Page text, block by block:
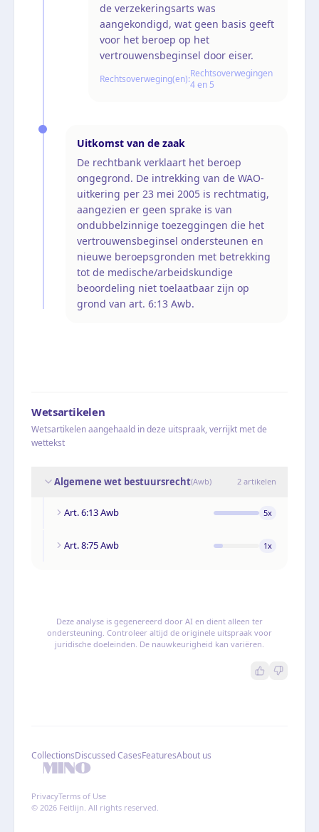
de verzekeringsarts was
aangekondigd, wat geen basis geeft
voor het beroep op het
vertrouwensbeginsel door eiser.
Rechtsoverweging(en):Rechtsoverwegingen
4 en 5
Uitkomst van de zaak
De rechtbank verklaart het beroep
ongegrond. De intrekking van de WAO-
uitkering per 23 mei 2005 is rechtmatig,
aangezien er geen sprake is van
ondubbelzinnige toezeggingen die het
vertrouwensbeginsel ondersteunen en
nieuwe beroepsgronden met betrekking
tot de medische/arbeidskundige
beoordeling niet toelaatbaar zijn op
grond van art. 6:13 Awb.
Wetsartikelen
Wetsartikelen aangehaald in deze uitspraak, verrijkt met de
wettekst
Algemene wet bestuursrecht(Awb) 2 artikelen
Art. 6:13 Awb 5x
Art. 8:75 Awb 1x
Deze analyse is gegenereerd door AI en dient alleen ter
ondersteuning. Controleer altijd de originele uitspraak voor
juridische doeleinden. De nauwkeurigheid kan variëren.
CollectionsDiscussed CasesFeaturesAbout us
PrivacyTerms of Use
© 2026 Feitlijn. All rights reserved.